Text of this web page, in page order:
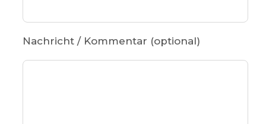
Nachricht / Kommentar (optional)